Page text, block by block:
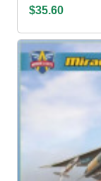
$35.60